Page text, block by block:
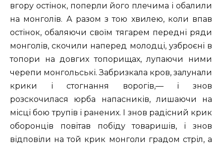
вгору остінок, поперли його плечима і обалили
на монголів. А разом з тою хвилею, коли впав
остінок, обаляючи своїм тягарем передні ряди
монголів, скочили наперед молодці, узброєні в
топори на довгих топорищах, лупаючи ними
черепи монгольські. Забризкала кров, залунали
крики і стогнання ворогів,— і знов
розскочилася юрба напасників, лишаючи на
місці бою трупів і ранених. І знов радісний крик
оборонців повітав побіду товаришів, і знов
відповіли на той крик монголи градом стріл, а